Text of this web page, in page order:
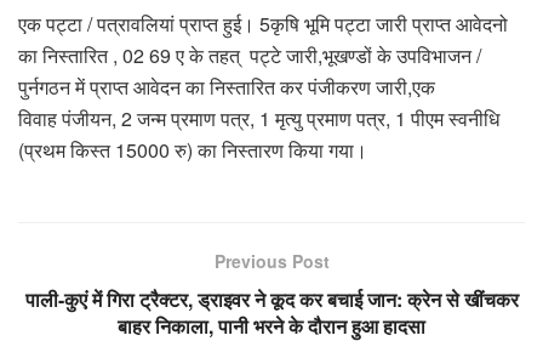
एक पट्टा / पत्रावलियां प्राप्त हुई। 5कृषि भूमि पट्टा जारी प्राप्त आवेदनो
का निस्तारित , 02 69 ए के तहत् पट्टे जारी,भूखण्डों के उपविभाजन /
पुर्नगठन में प्राप्त आवेदन का निस्तारित कर पंजीकरण जारी,एक
विवाह पंजीयन, 2 जन्म प्रमाण पत्र, 1 मृत्यु प्रमाण पत्र, 1 पीएम स्वनीधि
(प्रथम किस्त 15000 रु) का निस्तारण किया गया।
Previous Post
पाली-कुएं में गिरा ट्रैक्टर, ड्राइवर ने कूद कर बचाई जान: क्रेन से खींचकर
बाहर निकाला, पानी भरने के दौरान हुआ हादसा